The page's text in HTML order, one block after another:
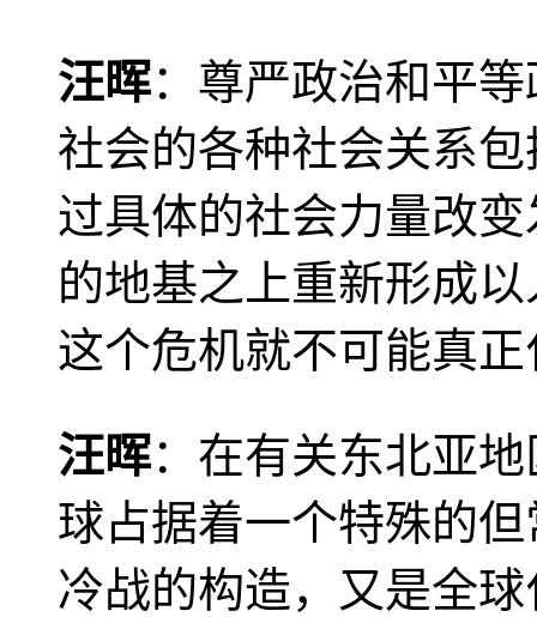
汪晖：尊严政治和平
社会的各种社会关系
过具体的社会力量改
的地基之上重新形成
这个危机就不可能真
汪晖：在有关东北亚
球占据着一个特殊的
冷战的构造，又是全